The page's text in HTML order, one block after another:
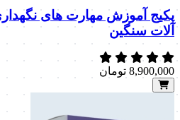
پکیج آموزش مهارت های
آلات سنگین
8,900,000 تومان